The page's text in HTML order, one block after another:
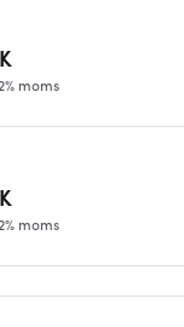
moms
moms